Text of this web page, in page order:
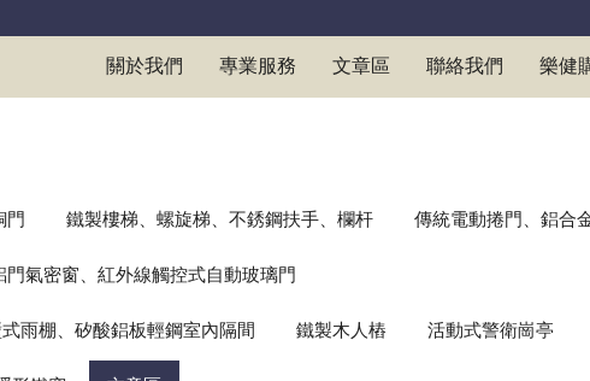
關於我們 專業服務 文章區 聯絡我們 樂健
門 鐵製樓梯、螺旋梯、不銹鋼扶手、欄杆 傳統電動捲門、鋁合
門氣密窗、紅外線觸控式自動玻璃門
雨棚、矽酸鋁板輕鋼室內隔間 鐵製木人樁 活動式警衛崗亭